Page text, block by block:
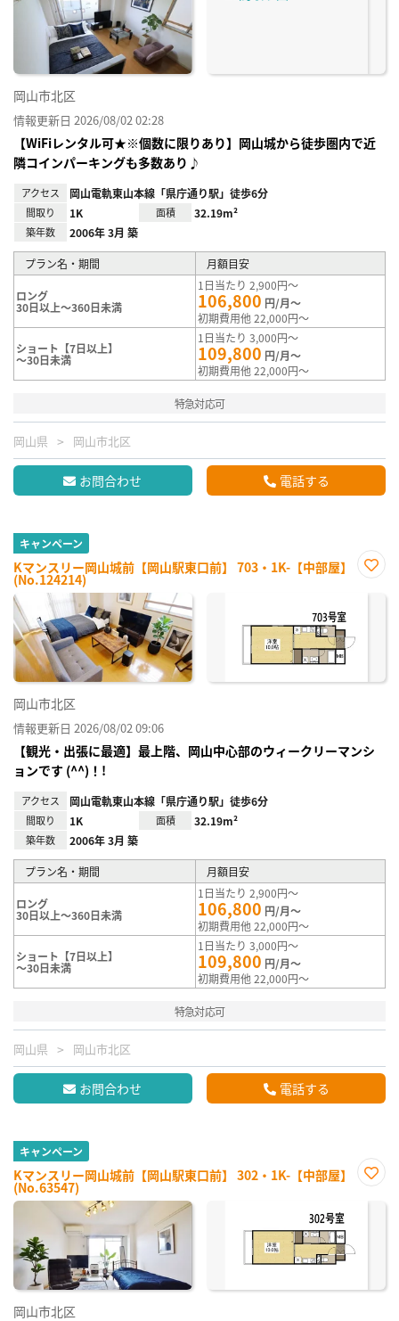
岡山市北区
情報更新日 2026/08/02 02:28
【WiFiレンタル可★※個数に限りあり】岡山城から徒歩圏内で近
隣コインパーキングも多数あり♪
アクセス 岡山電軌東山本線「県庁通り駅」徒歩6分
間取り 1K 面積 32.19m²
築年数 2006年 3月 築
プラン名・期間 月額目安
ロング
30日以上～360日未満
1日当たり 2,900円～
106,800 円/月～
初期費用他 22,000円～
ショート【7日以上】
～30日未満
1日当たり 3,000円～
109,800 円/月～
初期費用他 22,000円～
特急対応可
岡山県 岡山市北区
お問合わせ 電話する
キャンペーン
Kマンスリー岡山城前【岡山駅東口前】 703・1K-【中部屋】
(No.124214)
に入
岡山市北区
情報更新日 2026/08/02 09:06
【観光・出張に最適】最上階、岡山中心部のウィークリーマンシ
ョンです (^^)！!
アクセス 岡山電軌東山本線「県庁通り駅」徒歩6分
間取り 1K 面積 32.19m²
築年数 2006年 3月 築
プラン名・期間 月額目安
ロング
30日以上～360日未満
1日当たり 2,900円～
106,800 円/月～
初期費用他 22,000円～
ショート【7日以上】
～30日未満
1日当たり 3,000円～
109,800 円/月～
初期費用他 22,000円～
特急対応可
岡山県 岡山市北区
お問合わせ 電話する
キャンペーン
Kマンスリー岡山城前【岡山駅東口前】 302・1K-【中部屋】
(No.63547)
に入
岡山市北区